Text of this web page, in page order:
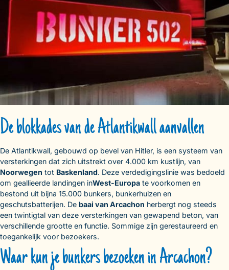
De blokkades van de Atlantikwall aanvallen
De Atlantikwall, gebouwd op bevel van Hitler, is een systeem van
versterkingen dat zich uitstrekt over 4.000 km kustlijn, van
Noorwegen tot Baskenland. Deze verdedigingslinie was bedoeld
om geallieerde landingen inWest-Europa te voorkomen en
bestond uit bijna 15.000 bunkers, bunkerhuizen en
geschutsbatterijen. De baai van Arcachon herbergt nog steeds
een twintigtal van deze versterkingen van gewapend beton, van
verschillende grootte en functie. Sommige zijn gerestaureerd en
toegankelijk voor bezoekers.
Waar kun je bunkers bezoeken in Arcachon?